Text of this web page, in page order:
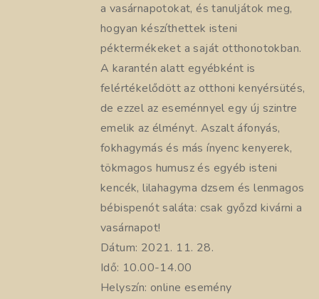
a vasárnapotokat, és tanuljátok meg,
hogyan készíthettek isteni
péktermékeket a saját otthonotokban.
A karantén alatt egyébként is
felértékelődött az otthoni kenyérsütés,
de ezzel az eseménnyel egy új szintre
emelik az élményt. Aszalt áfonyás,
fokhagymás és más ínyenc kenyerek,
tökmagos humusz és egyéb isteni
kencék, lilahagyma dzsem és lenmagos
bébispenót saláta: csak győzd kivárni a
vasárnapot!
Dátum: 2021. 11. 28.
Idő: 10.00-14.00
Helyszín: online esemény